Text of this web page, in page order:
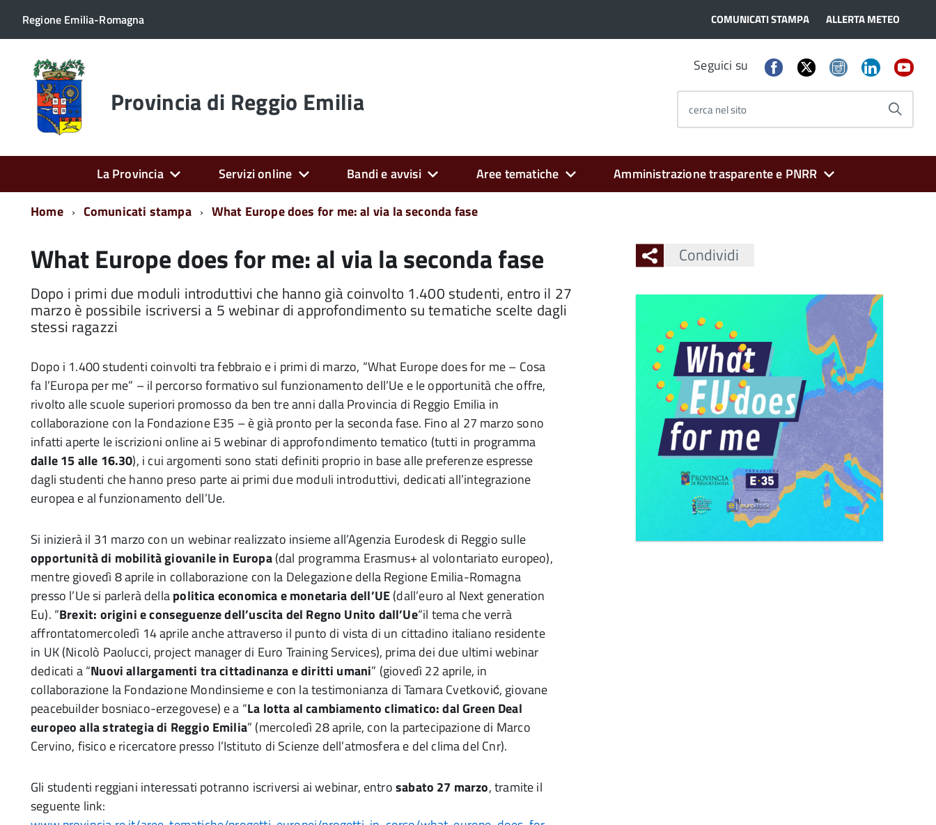
Regione Emilia-Romagna COMUNICATI STAMPA ALLERTA METEO
Torna
alla
home
page Provincia di Reggio Emilia
Seguici su
cerca nel sito
La Provincia Servizi online Bandi e avvisi Aree tematiche
Amministrazione trasparente e PNRR
Home
Comunicati stampa What Europe does for me: al via la seconda fase
What Europe does for me: al via la seconda fase
Dopo i primi due moduli introduttivi che hanno già coinvolto 1.400 studenti, entro il 27
marzo è possibile iscriversi a 5 webinar di approfondimento su tematiche scelte dagli
stessi ragazzi
Dopo i 1.400 studenti coinvolti tra febbraio e i primi di marzo, “What Europe does for me – Cosa
fa l’Europa per me” – il percorso formativo sul funzionamento dell’Ue e le opportunità che offre,
rivolto alle scuole superiori promosso da ben tre anni dalla Provincia di Reggio Emilia in
collaborazione con la Fondazione E35 – è già pronto per la seconda fase. Fino al 27 marzo sono
infatti aperte le iscrizioni online ai 5 webinar di approfondimento tematico (tutti in programma
dalle 15 alle 16.30), i cui argomenti sono stati definiti proprio in base alle preferenze espresse
dagli studenti che hanno preso parte ai primi due moduli introduttivi, dedicati all’integrazione
europea e al funzionamento dell’Ue.
Si inizierà il 31 marzo con un webinar realizzato insieme all’Agenzia Eurodesk di Reggio sulle
opportunità di mobilità giovanile in Europa(dal programma Erasmus+ al volontariato europeo),
mentre giovedì 8 aprile in collaborazione con la Delegazione della Regione Emilia-Romagna
presso l’Ue si parlerà dellapolitica economica e monetaria dell’UE(dall’euro al Next generation
Eu). “Brexit: origini e conseguenze dell’uscita del Regno Unito dall’Ue“il tema che verrà
affrontatomercoledì 14 aprile anche attraverso il punto di vista di un cittadino italiano residente
in UK (Nicolò Paolucci, project manager di Euro Training Services), prima dei due ultimi webinar
dedicati a “Nuovi allargamenti tra cittadinanza e diritti umani” (giovedì 22 aprile, in
collaborazione la Fondazione Mondinsieme e con la testimonianza di Tamara Cvetković, giovane
peacebuilder bosniaco-erzegovese) e a “La lotta al cambiamento climatico: dal Green Deal
europeo alla strategia di Reggio Emilia” (mercoledì 28 aprile, con la partecipazione di Marco
Cervino, fisico e ricercatore presso l’Istituto di Scienze dell’atmosfera e del clima del Cnr).
Gli studenti reggiani interessati potranno iscriversi ai webinar, entrosabato 27 marzo, tramite il
seguente link:
Condividi
l'immagine